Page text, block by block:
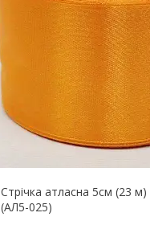
Стрічка атласна 5см (23
(АЛ5-025)